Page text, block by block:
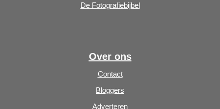
De Fotografiebijbel
Over ons
Contact
Bloggers
Adverteren